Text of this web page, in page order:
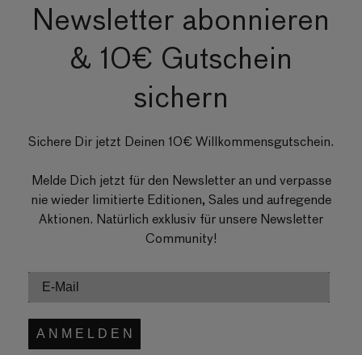
Newsletter abonnieren
& 10€ Gutschein
sichern
Sichere Dir jetzt Deinen 10€ Willkommensgutschein.
Melde Dich jetzt für den Newsletter an und verpasse
nie wieder limitierte Editionen, Sales und aufregende
Aktionen. Natürlich exklusiv für unsere Newsletter
Community!
A N M E L D E N